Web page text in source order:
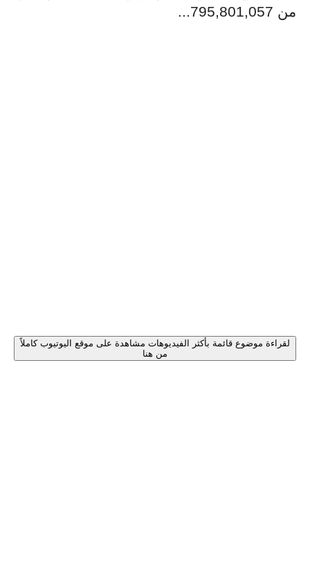
من 795,801,057...
لقراءة موضوع قائمة بأكثر الفيديوهات مشاهدة على موقع اليوتيوب كاملاً
من هنا